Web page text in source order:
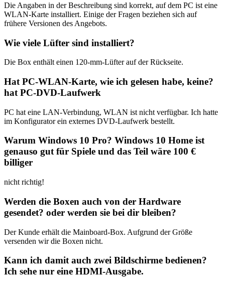
Die Angaben in der Beschreibung sind korrekt, auf dem PC ist eine
WLAN-Karte installiert. Einige der Fragen beziehen sich auf
frühere Versionen des Angebots.
Wie viele Lüfter sind installiert?
Die Box enthält einen 120-mm-Lüfter auf der Rückseite.
Hat PC-WLAN-Karte, wie ich gelesen habe, keine?
hat PC-DVD-Laufwerk
PC hat eine LAN-Verbindung, WLAN ist nicht verfügbar. Ich hatte
im Konfigurator ein externes DVD-Laufwerk bestellt.
Warum Windows 10 Pro? Windows 10 Home ist
genauso gut für Spiele und das Teil wäre 100 €
billiger
nicht richtig!
Werden die Boxen auch von der Hardware
gesendet? oder werden sie bei dir bleiben?
Der Kunde erhält die Mainboard-Box. Aufgrund der Größe
versenden wir die Boxen nicht.
Kann ich damit auch zwei Bildschirme bedienen?
Ich sehe nur eine HDMI-Ausgabe.